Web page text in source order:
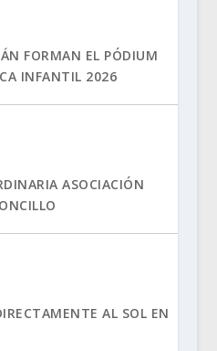
FORMAN EL PÓDIUM
INFANTIL 2026
ASOCIACIÓN
AL SOL EN